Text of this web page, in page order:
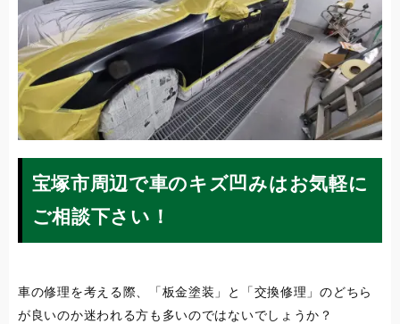
宝塚市周辺で車のキズ凹みはお気軽に
ご相談下さい！
車の修理を考える際、「板金塗装」と「交換修理」のどちら
が良いのか迷われる方も多いのではないでしょうか？